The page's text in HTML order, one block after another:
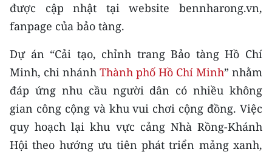
MEDIA CENTER
Video
Media Chính trị
Media Kinh tế
được cập nhật tại website bennharong.vn,
fanpage của bảo tàng.
Dự án “Cải tạo, chỉnh trang Bảo tàng Hồ Chí
Minh, chi nhánh Thành phố Hồ Chí Minh” nhằm
đáp ứng nhu cầu người dân có nhiều không
gian công cộng và khu vui chơi cộng đồng. Việc
quy hoạch lại khu vực cảng Nhà Rồng-Khánh
Hội theo hướng ưu tiên phát triển mảng xanh,